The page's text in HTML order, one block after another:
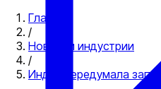
Главная
/
Новости индустрии
/
Индия передумала